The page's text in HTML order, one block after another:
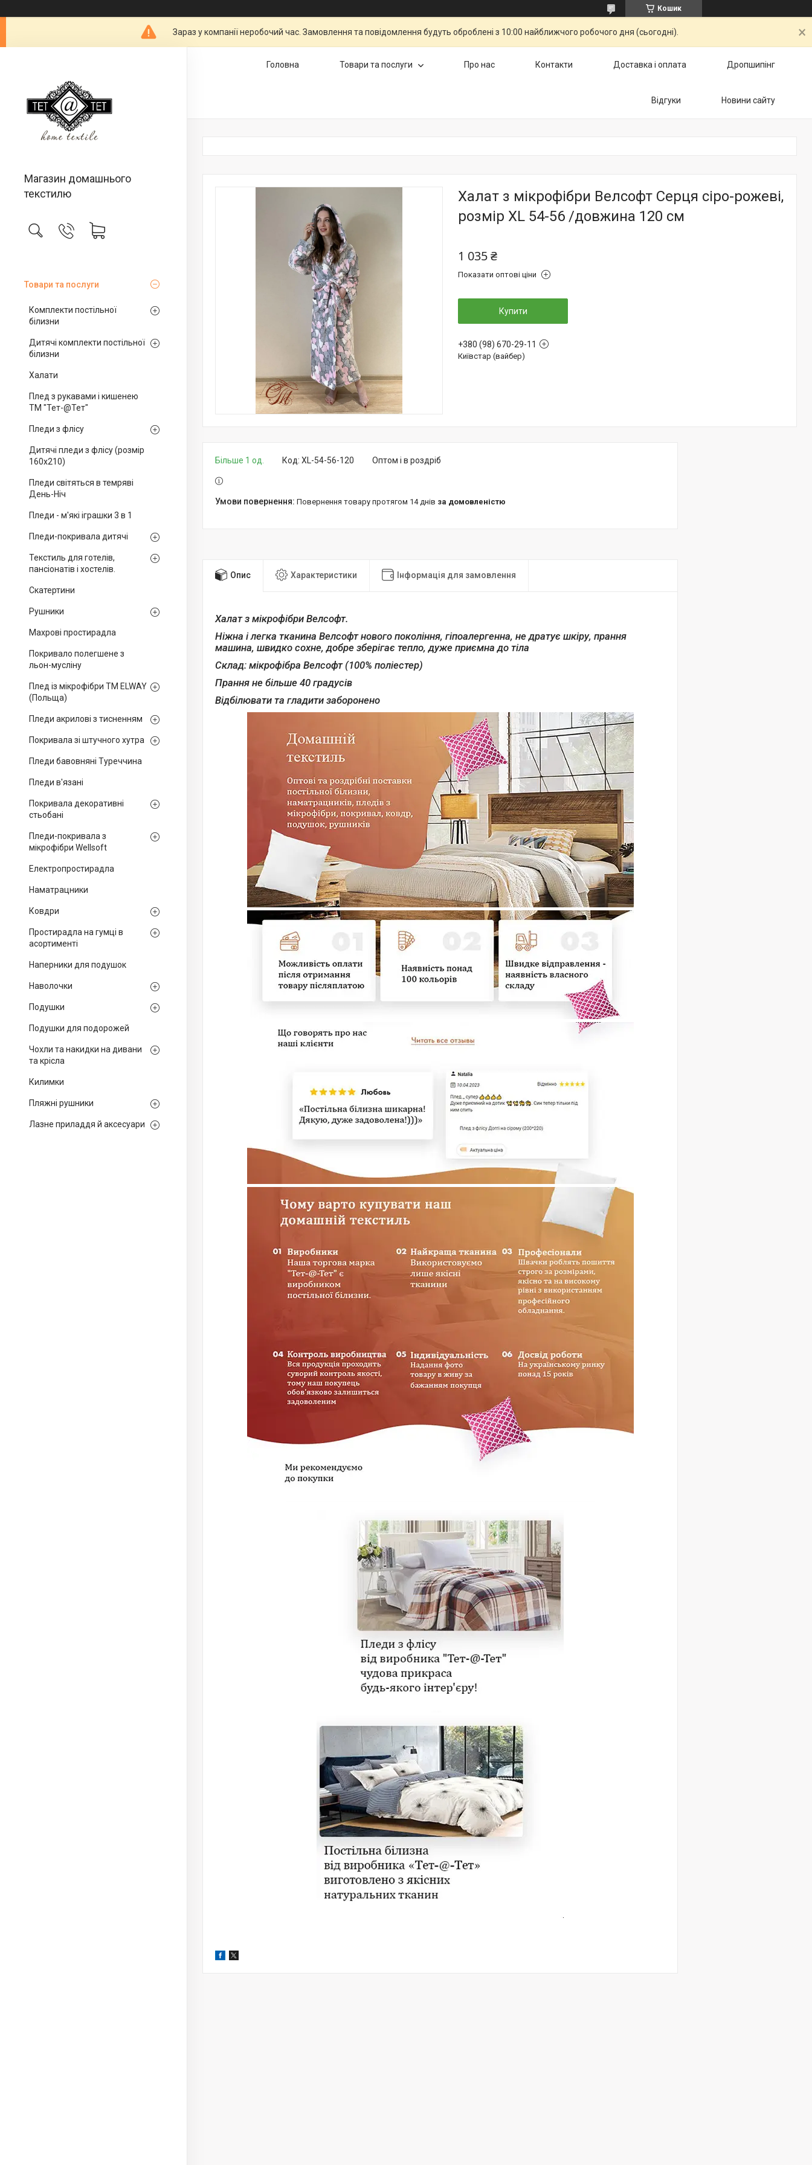
Кошик
Зараз у компанії неробочий час. Замовлення та повідомлення будуть оброблені з 10:00 найближчого робочого дня (сьогодні).
Магазин домашнього
текстилю
Товари та послуги
Комплекти постільної
білизни
Дитячі комплекти постільної
білизни
Халати
Плед з рукавами і кишенею
ТМ "Тет-@Тет"
Пледи з флісу
Дитячі пледи з флісу (розмір
160х210)
Пледи світяться в темряві
День-Ніч
Пледи - м'які іграшки 3 в 1
Пледи-покривала дитячі
Текстиль для готелів,
пансіонатів і хостелів.
Скатертини
Рушники
Махрові простирадла
Покривало полегшене з
льон-мусліну
Плед із мікрофібри ТМ ELWAY
(Польща)
Пледи акрилові з тисненням
Покривала зі штучного хутра
Пледи бавовняні Туреччина
Пледи в'язані
Покривала декоративні
стьобані
Пледи-покривала з
мікрофібри Wellsoft
Електропростирадла
Наматрацники
Ковдри
Простирадла на гумці в
асортименті
Наперники для подушок
Наволочки
Подушки
Подушки для подорожей
Чохли та накидки на дивани
та крісла
Килимки
Пляжні рушники
Лазне приладдя й аксесуари
Головна Товари та послуги Про нас Контакти Доставка і оплата Дропшипінг
Відгуки Новини сайту
Халат з мікрофібри Велсофт Серця сіро-рожеві,
розмір XL 54-56 /довжина 120 см
1 035 ₴
Показати оптові ціни
Купити
+380 (98) 670-29-11
Київстар (вайбер)
Більше 1 од. Оптом і в роздріб
Код: XL-54-56-120
повернення товару протягом 14 днів за домовленістю
Опис Характеристики Інформація для замовлення
Халат з мікрофібри Велсофт.
Ніжна і легка тканина Велсофт нового покоління, гіпоалергенна, не дратує шкіру, прання
машина, швидко сохне, добре зберігає тепло, дуже приємна до тіла
Склад: мікрофібра Велсофт (100% поліестер)
Прання не більше 40 градусів
Відбілювати та гладити заборонено